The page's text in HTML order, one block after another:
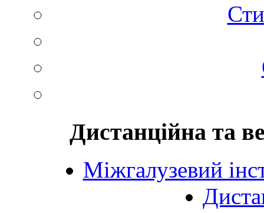
Дистанційна та
Міжгалузевий